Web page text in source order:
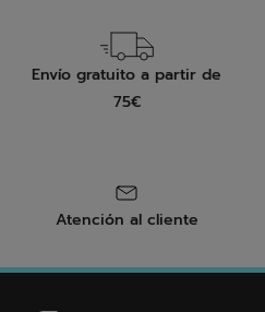
Envío gratuito a partir de
75€
Atención al cliente